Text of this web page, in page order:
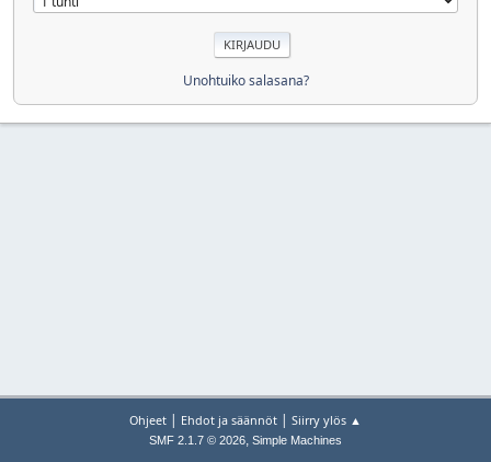
Unohtuiko salasana?
Ohjeet | Ehdot ja säännöt | Siirry ylös ▲
SMF 2.1.7 © 2026, Simple Machines